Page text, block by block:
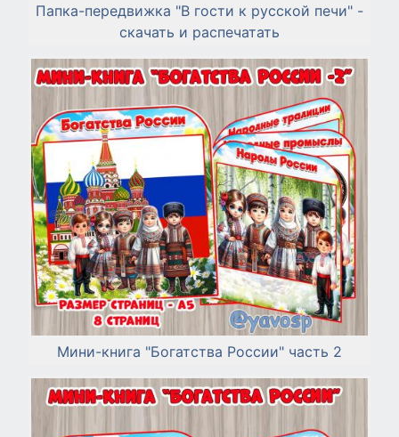
Папка-передвижка "В гости к русской печи" -
скачать и распечатать
Мини-книга "Богатства России" часть 2